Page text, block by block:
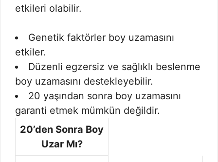
etkileri olabilir.
Genetik faktörler boy uzamasını
etkiler.
Düzenli egzersiz ve sağlıklı beslenme
boy uzamasını destekleyebilir.
20 yaşından sonra boy uzamasını
garanti etmek mümkün değildir.
20’den Sonra Boy
Uzar Mı?